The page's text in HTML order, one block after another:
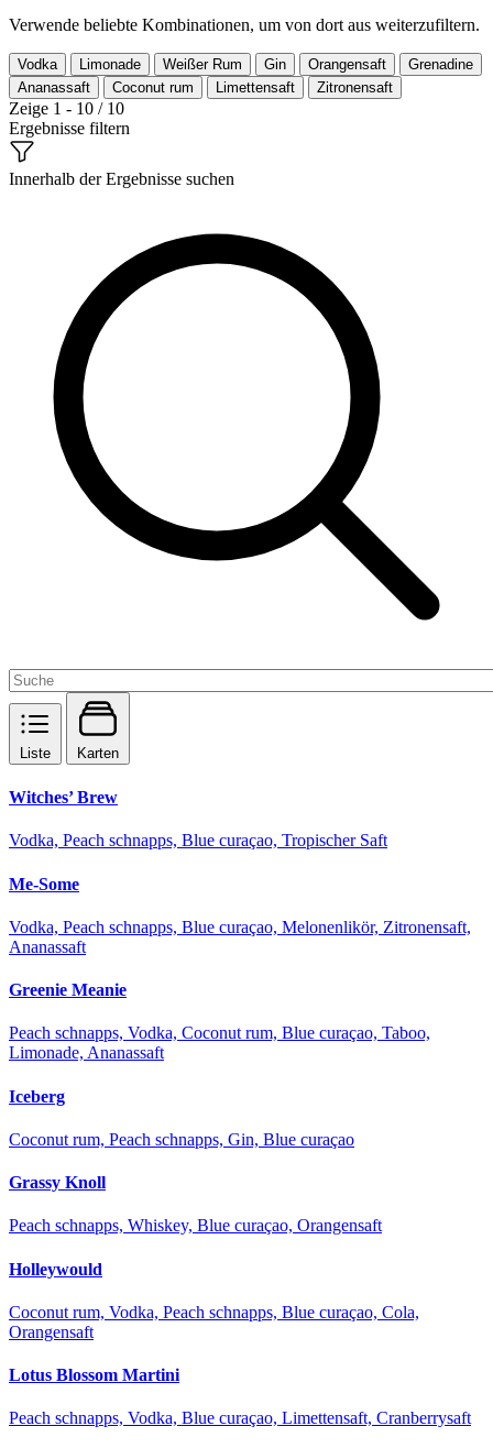
Verwende beliebte Kombinationen, um von dort aus weiterzufiltern.
Vodka Limonade Weißer Rum Gin Orangensaft
Grenadine
Ananassaft
Coconut rum Limettensaft Zitronensaft
Zeige 1 - 10 / 10
Ergebnisse filtern
Innerhalb der Ergebnisse suchen
Liste Karten
Witches’ Brew
Vodka, Peach schnapps, Blue curaçao, Tropischer Saft
Me-Some
Vodka, Peach schnapps, Blue curaçao, Melonenlikör, Zitronensaft,
Ananassaft
Greenie Meanie
Peach schnapps, Vodka, Coconut rum, Blue curaçao, Taboo,
Limonade, Ananassaft
Iceberg
Coconut rum, Peach schnapps, Gin, Blue curaçao
Grassy Knoll
Peach schnapps, Whiskey, Blue curaçao, Orangensaft
Holleywould
Coconut rum, Vodka, Peach schnapps, Blue curaçao, Cola,
Orangensaft
Lotus Blossom Martini
Peach schnapps, Vodka, Blue curaçao, Limettensaft, Cranberrysaft